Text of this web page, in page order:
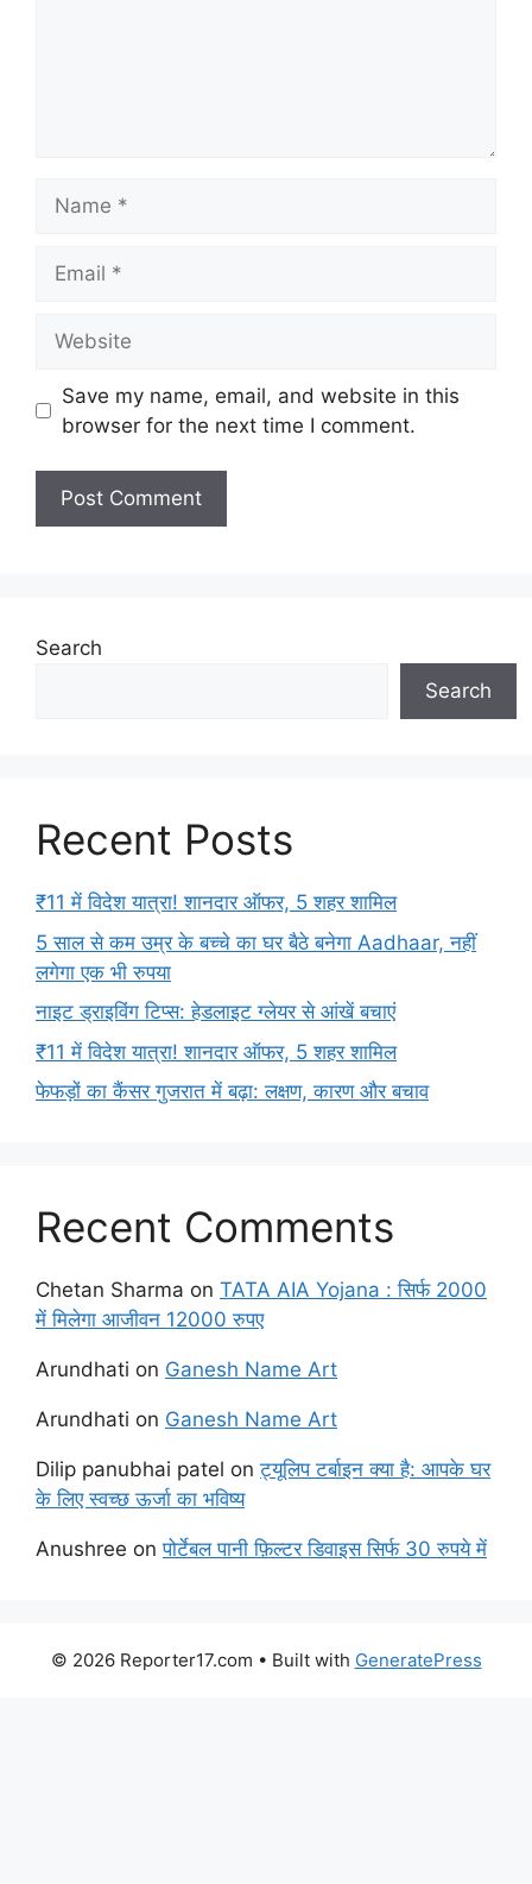
Save my name, email, and website in this
browser for the next time I comment.
Search
Search
Recent Posts
₹11 में विदेश यात्रा! शानदार ऑफर, 5 शहर शामिल
5 साल से कम उम्र के बच्चे का घर बैठे बनेगा Aadhaar, नहीं
लगेगा एक भी रुपया
नाइट ड्राइविंग टिप्स: हेडलाइट ग्लेयर से आंखें बचाएं
₹11 में विदेश यात्रा! शानदार ऑफर, 5 शहर शामिल
फेफड़ों का कैंसर गुजरात में बढ़ा: लक्षण, कारण और बचाव
Recent Comments
Chetan Sharma on TATA AIA Yojana : सिर्फ 2000
में मिलेगा आजीवन 12000 रुपए
Arundhati on Ganesh Name Art
Arundhati on Ganesh Name Art
Dilip panubhai patel onट्यूलिप टर्बाइन क्या है: आपके घर
के लिए स्वच्छ ऊर्जा का भविष्य
Anushree onपोर्टेबल पानी फ़िल्टर डिवाइस सिर्फ 30 रुपये में
© 2026 Reporter17.com • Built with GeneratePress